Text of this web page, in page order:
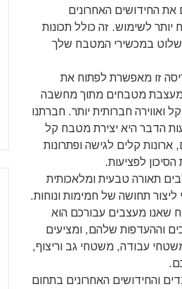
את החידושים האחרונים
לשימוש. זה כולל תכונות
לשלוט במכשירי המטבח שלך
זו מאפשרת לפתוח את
מעצבת מטבחים מתוך מחשבה
חברותית יותר. חברתנו
הדבר היא יצירת מטבח קל
קלים לגישה ופתרונות
לפציעות.
תאורה טבעית ומלאכותית
תחושה של חמימות ונוחות.
שאנו מעצבים עבורכם הוא
וההעדפות שלהם, ומציעים
עבודה, משטחי גב וריצוף,
והחידושים האחרונים בתחום